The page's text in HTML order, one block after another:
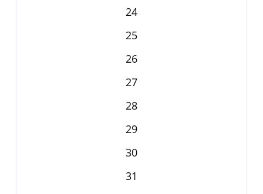
24
25
26
27
28
29
30
31